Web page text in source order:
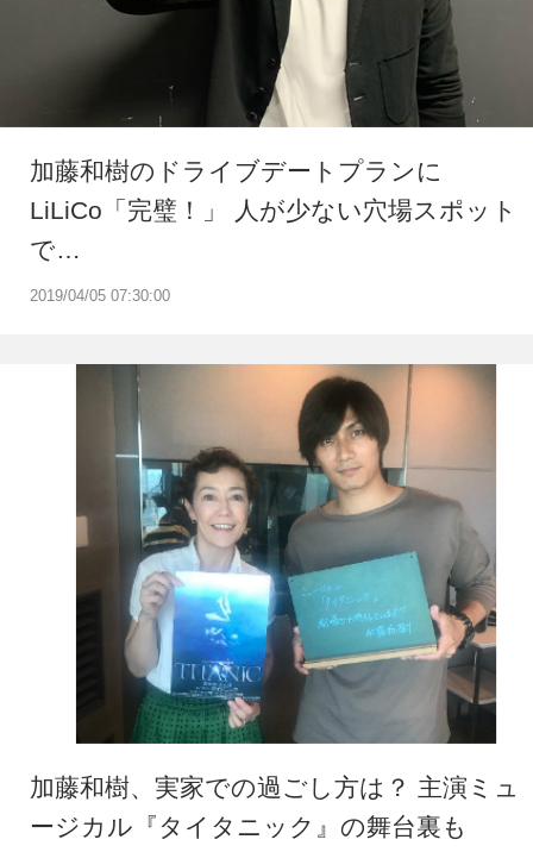
2019/04/05 07:30:00
加藤和樹のドライブデートプランに
LiLiCo「完璧！」 人が少ない穴場スポット
で…
加藤和樹、実家での過ごし方は？ 主演ミュ
ージカル『タイタニック』の舞台裏も